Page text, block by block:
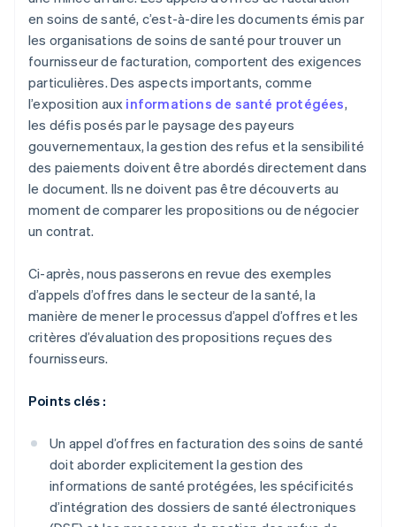
en soins de santé, c’est-à-dire les documents émis par
les organisations de soins de santé pour trouver un
fournisseur de facturation, comportent des exigences
particulières. Des aspects importants, comme
l’exposition aux informations de santé protégées,
les défis posés par le paysage des payeurs
gouvernementaux, la gestion des refus et la sensibilité
des paiements doivent être abordés directement dans
le document. Ils ne doivent pas être découverts au
moment de comparer les propositions ou de négocier
un contrat.
Ci-après, nous passerons en revue des exemples
d’appels d’offres dans le secteur de la santé, la
manière de mener le processus d’appel d’offres et les
critères d’évaluation des propositions reçues des
fournisseurs.
Points clés :
Un appel d’offres en facturation des soins de santé
doit aborder explicitement la gestion des
informations de santé protégées, les spécificités
d’intégration des dossiers de santé électroniques